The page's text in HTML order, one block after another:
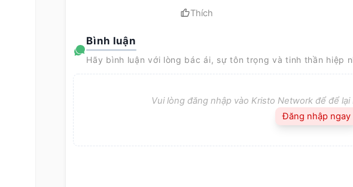
Thích
Bình luận
Hãy bình luận với lòng bác ái, sự tôn trọng và tinh thần hiệp
Vui lòng đăng nhập vào Kristo Network để để
Đăng nhập ngay